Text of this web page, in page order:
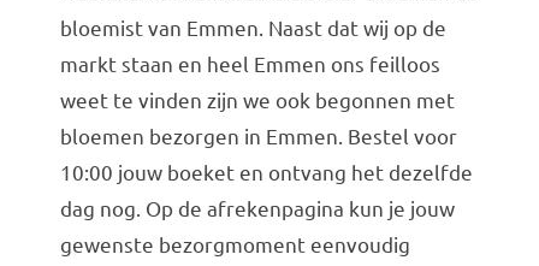
bloemist van Emmen. Naast dat wij op de
markt staan en heel Emmen ons feilloos
weet te vinden zijn we ook begonnen met
bloemen bezorgen in Emmen. Bestel voor
10:00 jouw boeket en ontvang het dezelfde
dag nog. Op de afrekenpagina kun je jouw
gewenste bezorgmoment eenvoudig